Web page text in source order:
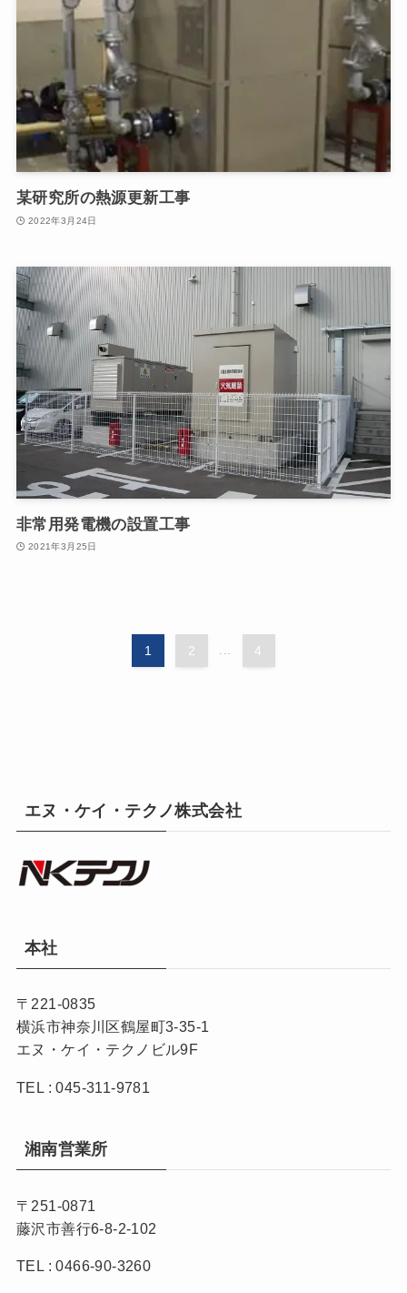
某研究所の熱源更新工事
2022年3月24日
非常用発電機の設置工事
2021年3月25日
1 2 4
エヌ・ケイ・テクノ株式会社
本社
〒221-0835
横浜市神奈川区鶴屋町3-35-1
エヌ・ケイ・テクノビル9F
TEL : 045-311-9781
湘南営業所
〒251-0871
藤沢市善行6-8-2-102
TEL : 0466-90-3260